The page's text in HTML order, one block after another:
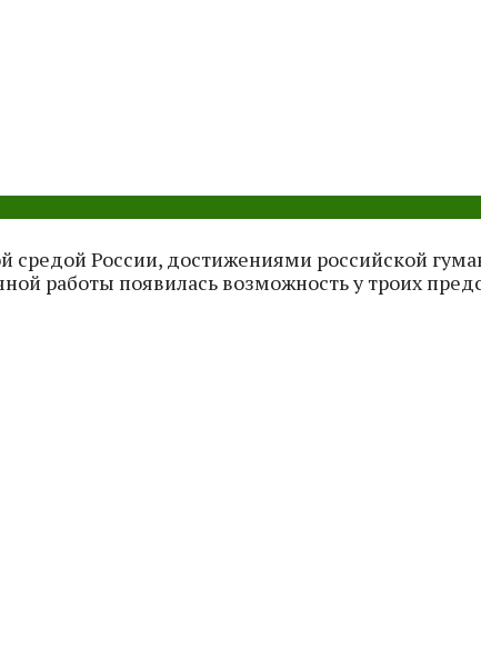
средой России, достижениями российской
работы появилась возможность у троих